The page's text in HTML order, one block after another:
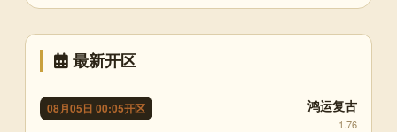
最新开区
08月05日 00:05开区 鸿运复古
1.76